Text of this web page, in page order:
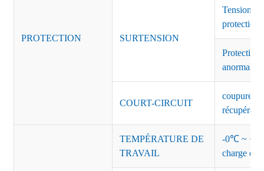
PROTECTION SURTENSION
Tension
protection
Protection
anormales
COURT-CIRCUIT
coupure
TEMPÉRATURE DE
TRAVAIL
-0℃ ~
charge de